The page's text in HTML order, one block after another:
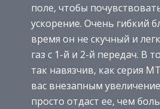
поле, чтобы
ускорение. Очень гибкий
время он не скучный и
газ с 1-й и 2-й передач. В
так навязчив, как серия
вас внезапным
просто отдаст ее, чем